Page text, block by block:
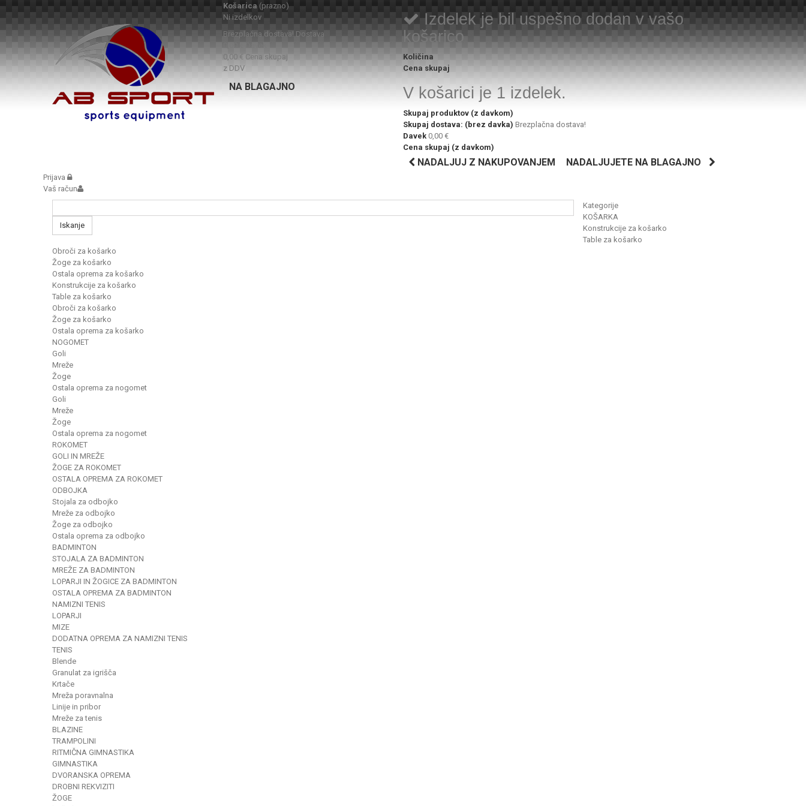
Košarica (prazno)
Ni izdelkov
Brezplačna dostava! Dostava
0,00 € Cena skupaj
z DDV
NA BLAGAJNO
Izdelek je bil uspešno dodan v vašo
košarico
Količina
Cena skupaj
V košarici je 1 izdelek.
Skupaj produktov (z davkom)
Skupaj dostava: (brez davka) Brezplačna dostava!
Davek 0,00 €
Cena skupaj (z davkom)
NADALJUJ Z NAKUPOVANJEM NADALJUJETE NA BLAGAJNO
Prijava
Vaš račun
Iskanje
Kategorije
KOŠARKA
Konstrukcije za košarko
Table za košarko
Obroči za košarko
Žoge za košarko
Ostala oprema za košarko
Konstrukcije za košarko
Table za košarko
Obroči za košarko
Žoge za košarko
Ostala oprema za košarko
NOGOMET
Goli
Mreže
Žoge
Ostala oprema za nogomet
Goli
Mreže
Žoge
Ostala oprema za nogomet
ROKOMET
GOLI IN MREŽE
ŽOGE ZA ROKOMET
OSTALA OPREMA ZA ROKOMET
ODBOJKA
Stojala za odbojko
Mreže za odbojko
Žoge za odbojko
Ostala oprema za odbojko
BADMINTON
STOJALA ZA BADMINTON
MREŽE ZA BADMINTON
LOPARJI IN ŽOGICE ZA BADMINTON
OSTALA OPREMA ZA BADMINTON
NAMIZNI TENIS
LOPARJI
MIZE
DODATNA OPREMA ZA NAMIZNI TENIS
TENIS
Blende
Granulat za igrišča
Krtače
Mreža poravnalna
Linije in pribor
Mreže za tenis
BLAZINE
TRAMPOLINI
RITMIČNA GIMNASTIKA
GIMNASTIKA
DVORANSKA OPREMA
DROBNI REKVIZITI
ŽOGE